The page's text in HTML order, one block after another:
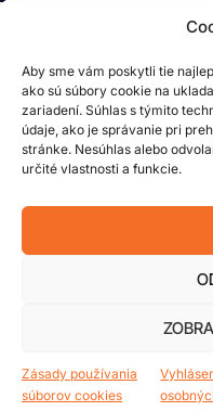
Aby sme vám poskytli tie
ako sú súbory cookie na
zariadení. Súhlas s týmito
údaje, ako je správanie pri
stránke. Nesúhlas alebo
určité vlastnosti a funkcie.
Zásady používania
súborov cookies